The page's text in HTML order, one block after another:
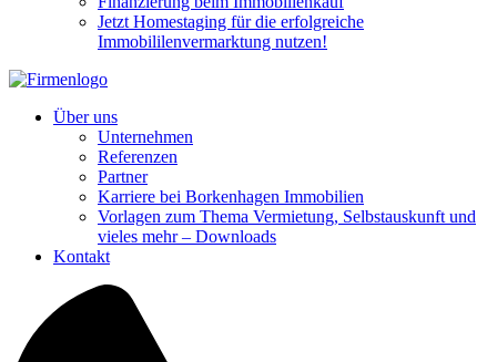
Jetzt Homestaging für die erfolgreiche
Immobililenvermarktung nutzen!
Über uns
Unternehmen
Referenzen
Partner
Karriere bei Borkenhagen Immobilien
Vorlagen zum Thema Vermietung, Selbstauskunft und
vieles mehr – Downloads
Kontakt